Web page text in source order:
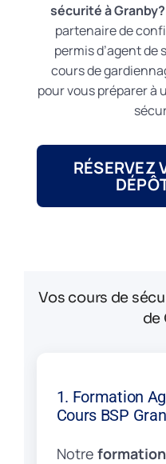
sécurité à Granby?
partenaire de
permis d’agent de
cours de
pour vous préparer à
RÉSERVEZ
Vos cours de
de
1. Formation
Cours BSP
Notre formation